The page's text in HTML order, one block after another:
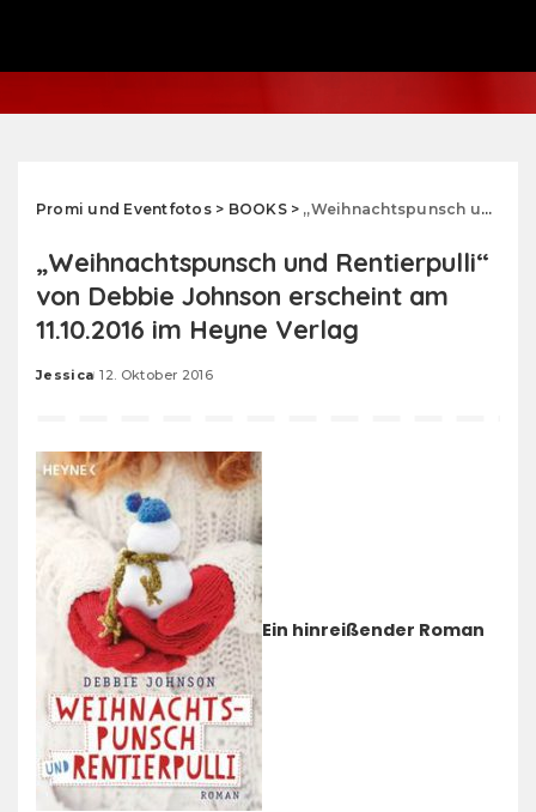
Promi und Eventfotos> BOOKS> „Weihnachtspunsch und Rentierpulli“ von Debbie Johnson erscheint am 11.10.2016 im Heyne Verlag
„Weihnachtspunsch und Rentierpulli“
von Debbie Johnson erscheint am
11.10.2016 im Heyne Verlag
Posted
Jessica 12. Oktober 2016
Ein hinreißender Roman